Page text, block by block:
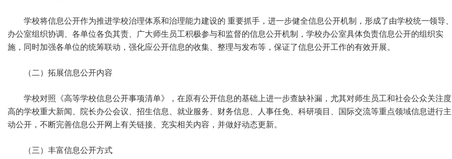
学校将信息公开作为推进学校治理体系和治理能力建设的 重要抓手，进一步健全信息公开机制，形成了由学校统一领导、
办公室组织协调、各单位各负其责、广大师生员工积极参与和监督的信息公开机制，学校办公室具体负责信息公开的组织实
施，同时加强各单位的统筹联动，强化应公开信息的收集、整理与发布等，保证了信息公开工作的有效开展。
（二）拓展信息公开内容
学校对照《高等学校信息公开事项清单》，在原有公开信息的基础上进一步查缺补漏，尤其对师生员工和社会公众关注度
高的学校重大新闻、院长办公会议、招生信息、就业服务、财务信息、人事任免、科研项目、国际交流等重点领域信息进行主
动公开，不断完善信息公开网上有关链接、充实相关内容，并做好动态更新。
（三）丰富信息公开方式